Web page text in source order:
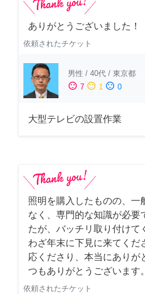
ありがとうございました！
依頼されたチケット
男性 / 40代 / 東京都
sentiment_satisfied 7 sentiment_neutral 1 sentiment_dissatisfied 0
大型テレビの設置作業
照明を購入したものの、一
なく、専門的な知識が必要
たが、バッチリ取り付けて
わざ年末に下見に来てくだ
応くださり、本当にありが
つもありがとうございます。
依頼されたチケット